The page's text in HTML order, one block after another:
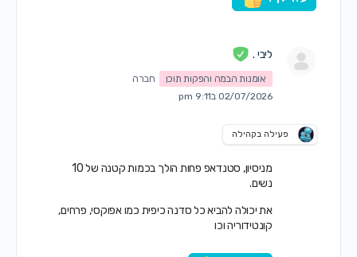
ליבי .
אומנות הבמה והפקות תוכן
חברה
02/07/2026 ב9:11 pm
פעילה בקהילה
מניסיון, סטנדאפ פחות הולך בכמות קטנה של 10
נשים.
את יכולה להביא כל סדנה כיפית כמו אפוקסי, פרחים,
קונטידוריה וכו